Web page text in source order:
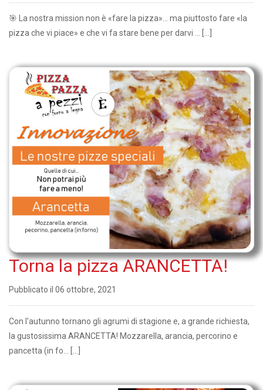
🎯 La nostra mission non è «fare la pizza»… ma piuttosto fare «la
pizza che vi piace» e che vi fa stare bene per darvi ... […]
Torna la pizza ARANCETTA!
Pubblicato il 06 ottobre, 2021
Con l'autunno tornano gli agrumi di stagione e, a grande richiesta,
la gustosissima ARANCETTA! Mozzarella, arancia, percorino e
pancetta (in fo... […]